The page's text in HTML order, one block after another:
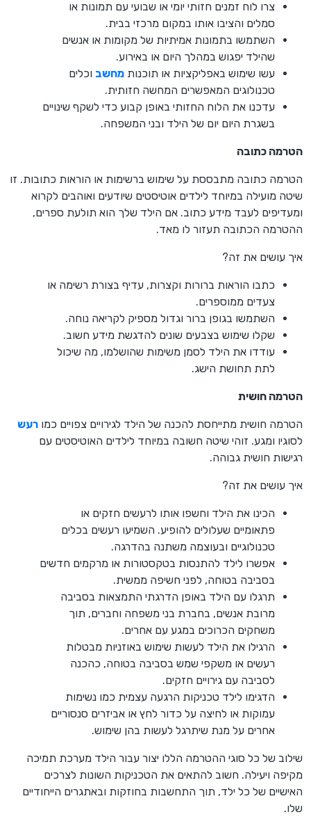
צרו לוח זמנים חזותי יומי או שבועי עם תמונות או
סמלים והציבו אותו במקום מרכזי בבית.
השתמשו בתמונות אמיתיות של מקומות או אנשים
שהילד יפגוש במהלך היום או באירוע.
עשו שימוש באפליקציות או תוכנות מחשב וכלים
טכנולוגים המאפשרים המחשה חזותית.
עדכנו את הלוח החזותי באופן קבוע כדי לשקף שינויים
בשגרת היום יום של הילד ובני המשפחה.
הטרמה כתובה
הטרמה כתובה מתבססת על שימוש ברשימות או הוראות כתובות. זו
שיטה מועילה במיוחד לילדים אוטיסטים שיודעים ואוהבים לקרוא
ומעדיפים לעבד מידע כתוב. אם הילד שלך הוא תולעת ספרים,
ההטרמה הכתובה תעזור לו מאד.
איך עושים את זה?
כתבו הוראות ברורות וקצרות, עדיף בצורת רשימה או
צעדים ממוספרים.
השתמשו בגופן ברור וגדול מספיק לקריאה נוחה.
שקלו שימוש בצבעים שונים להדגשת מידע חשוב.
עודדו את הילד לסמן משימות שהושלמו, מה שיכול
לתת תחושת הישג.
הטרמה חושית
הטרמה חושית מתייחסת להכנה של הילד לגירויים צפויים כמו רעש
לסוגיו ומגע. זוהי שיטה חשובה במיוחד לילדים האוטיסטים עם
רגישות חושית גבוהה.
איך עושים את זה?
הכינו את הילד וחשפו אותו לרעשים חזקים או
פתאומיים שעלולים להופיע. השמיעו רעשים בכלים
טכנולוגיים ובעוצמה משתנה בהדרגה.
אפשרו לילד להתנסות בטקסטורות או מרקמים חדשים
בסביבה בטוחה, לפני חשיפה ממשית.
תרגלו עם הילד באופן הדרגתי התמצאות בסביבה
מרובת אנשים, בחברת בני משפחה וחברים, תוך
משחקים הכרוכים במגע עם אחרים.
הרגילו את הילד לעשות שימוש באוזניות מבטלות
רעשים או משקפי שמש בסביבה בטוחה, כהכנה
לסביבה עם גירויים חזקים.
הדגימו לילד טכניקות הרגעה עצמית כמו נשימות
עמוקות או לחיצה על כדור לחץ או אביזרים סנסוריים
אחרים על מנת שיתרגל לעשות בהן שימוש.
שילוב של כל סוגי ההטרמה הללו יצור עבור הילד מערכת תמיכה
מקיפה ויעילה. חשוב להתאים את הטכניקות השונות לצרכים
האישיים של כל ילד, תוך התחשבות בחוזקות ובאתגרים הייחודיים
שלו.